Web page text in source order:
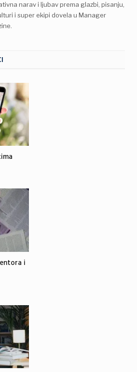
narav i ljubav prema glazbi, pisanju,
i super ekipi dovela u Manager
i